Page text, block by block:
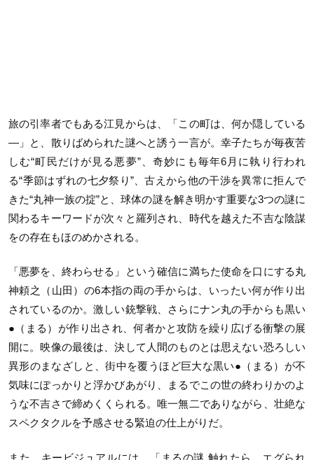
旅の引率者でもある江見からは、「この町は、何か隠している
―」と、散りばめられた謎へと誘う一言が。幸子たちが毎夜苦
しむ“町民だけが見る悪夢”、奇妙にも毎年6月に執り行われ
る“季節はずれの七夕祭り”、古えから他の干渉を異常に拒んで
きた“丸神一族の掟”と、球体の謎を解き明かす重要な3つの謎に
関わるキーワードが次々と羅列され、時代を越えた不吉な陰謀
をの存在もほのめかされる。
「悪夢を、終わらせる」という確信に満ちた使命を口にする丸
神頼之（山田）の6本指の両の手からは、いったい何が作り出
されているのか。激しい銃撃戦、さらにナン丸の手からも黒い
●（まる）が作り出され、何者かと攻防を繰り広げる衝撃の展
開に。映像の最後は、決して人間のものとは思えない恐ろしい
異形のまなざしと、街中を覆うほど巨大な黒い●（まる）が不
気味にぽっかりと浮かびあがり、まるでこの世の終わりかのよ
うな不吉さで締めくくられる。唯一無二でありながら、壮絶な
スペクタクルを予感させる緊迫の仕上がりだ。
また、キービジュアルには、「まるの謎 触れたら、エグられ